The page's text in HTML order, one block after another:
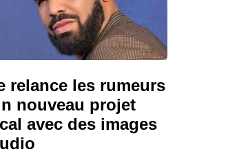
relance les rumeurs
nouveau projet
avec des images